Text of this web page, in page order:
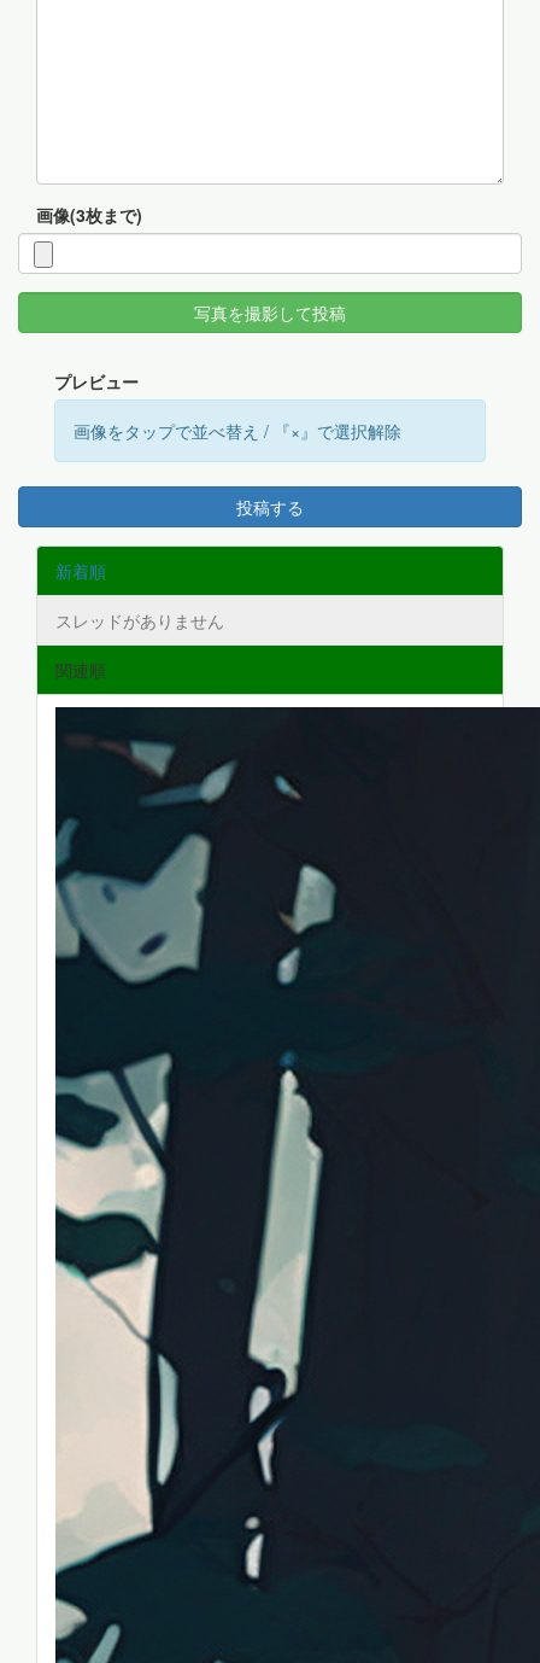
画像(3枚まで)
写真を撮影して投稿
プレビュー
画像をタップで並べ替え / 『×』で選択解除
投稿する
新着順
スレッドがありません
関連順